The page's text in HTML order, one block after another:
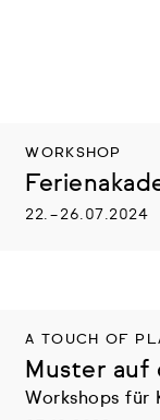
WORKSHOP
22. – 26.07.2024
A TOUCH OF
Muster auf
Workshops für